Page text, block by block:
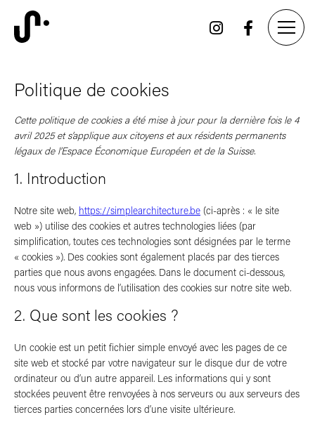
Politique de cookies
Cette politique de cookies a été mise à jour pour la dernière fois le 4
avril 2025 et s’applique aux citoyens et aux résidents permanents
légaux de l’Espace Économique Européen et de la Suisse.
1. Introduction
Notre site web, https://simplearchitecture.be (ci-après : « le site
web ») utilise des cookies et autres technologies liées (par
simplification, toutes ces technologies sont désignées par le terme
« cookies »). Des cookies sont également placés par des tierces
parties que nous avons engagées. Dans le document ci-dessous,
nous vous informons de l’utilisation des cookies sur notre site web.
2. Que sont les cookies ?
Un cookie est un petit fichier simple envoyé avec les pages de ce
site web et stocké par votre navigateur sur le disque dur de votre
ordinateur ou d’un autre appareil. Les informations qui y sont
stockées peuvent être renvoyées à nos serveurs ou aux serveurs des
tierces parties concernées lors d’une visite ultérieure.